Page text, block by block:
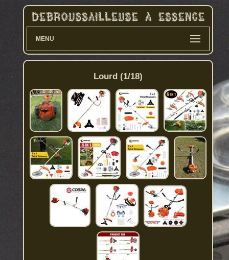
MENU
Lourd (1/18)